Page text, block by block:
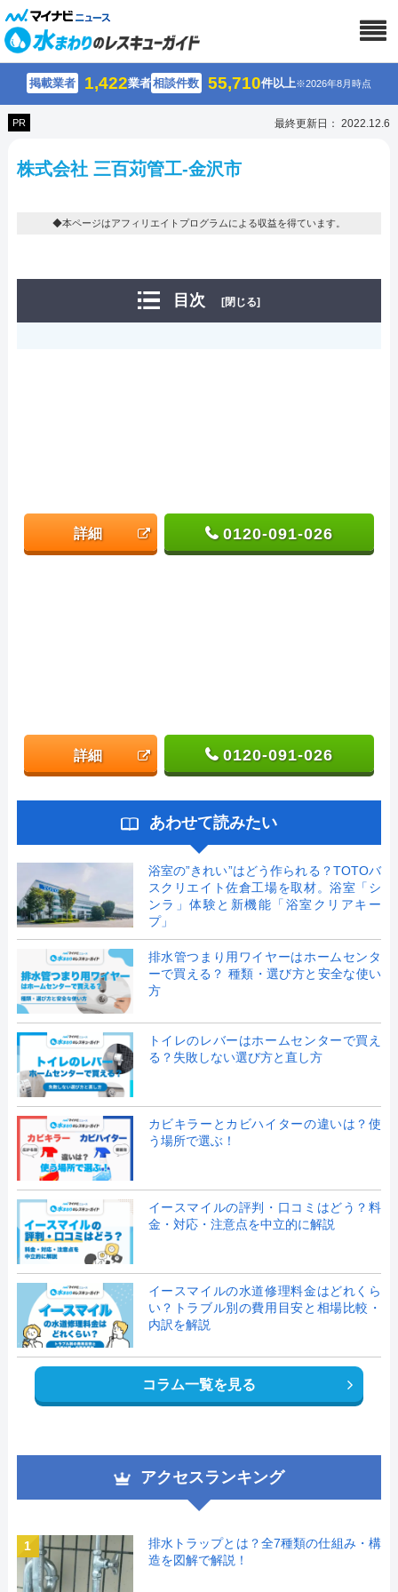
掲載業者 1,422業者相談件数 55,710件以上※2026年8月時点
PR 最終更新日： 2022.12.6
株式会社 三百苅管工-金沢市
◆本ページはアフィリエイトプログラムによる収益を得ています。
目次 [閉じる]
詳細 0120-091-026
詳細 0120-091-026
あわせて読みたい
浴室の”きれい”はどう作られる？TOTOバ
スクリエイト佐倉工場を取材。浴室「シ
ンラ」体験と新機能「浴室クリアキー
プ」
排水管つまり用ワイヤーはホームセンタ
ーで買える？ 種類・選び方と安全な使い
方
トイレのレバーはホームセンターで買え
る？失敗しない選び方と直し方
カビキラーとカビハイターの違いは？使
う場所で選ぶ！
イースマイルの評判・口コミはどう？料
金・対応・注意点を中立的に解説
イースマイルの水道修理料金はどれくら
い？トラブル別の費用目安と相場比較・
内訳を解説
コラム一覧を見る
アクセスランキング
1
排水トラップとは？全7種類の仕組み・構
造を図解で解説！